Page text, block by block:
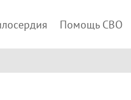
Помощь СВО